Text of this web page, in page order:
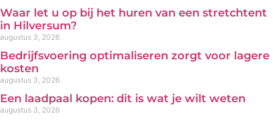
Waar let u op bij het huren van een stretchtent
in Hilversum?
augustus 3, 2026
Bedrijfsvoering optimaliseren zorgt voor lagere
kosten
augustus 3, 2026
Een laadpaal kopen: dit is wat je wilt weten
augustus 3, 2026